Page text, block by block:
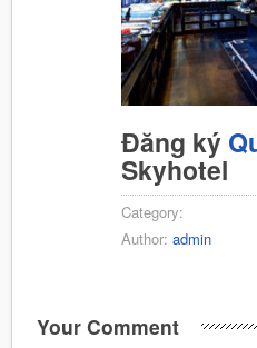
Đăng ký
Skyhotel
Category:
Author: admin
Your Comment